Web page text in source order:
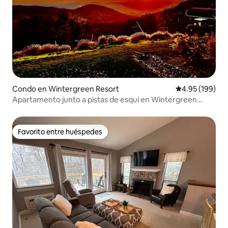
Condo en Wintergreen Resort Calificación
4.95 (199)
Apartamento junto a pistas de esquí en Wintergreen
Favorito entre huéspedes
Favorito entre huéspedes